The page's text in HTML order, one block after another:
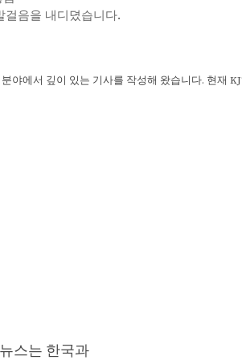
음을 내디뎠습니다.
야에서 깊이 있는 기사를 작성해 왔습니다. 현재
스는 한국과